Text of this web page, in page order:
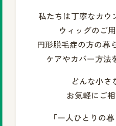
私たちは丁寧なカウ
ウィッグのご
円形脱毛症の方の暮
ケアやカバー方法
どんな小さ
お気軽にご相
「一人ひとりの